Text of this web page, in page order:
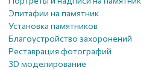
Эпитафии на памятник
Установка памятников
Благоустройство захоронений
Реставрация фотографий
3D моделирование